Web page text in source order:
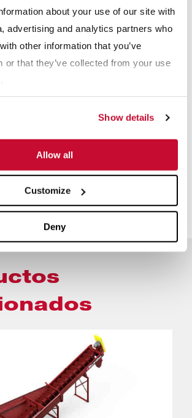
about your use of our site with
advertising and analytics partners who
other information that you’ve
or that they’ve collected from your use
Show details
Allow all
Customize
Deny
una amplia gama de equipos para la
de arena fina y limos o arcillas. Los
totalmente las piscinas de decantación con
y clasificación